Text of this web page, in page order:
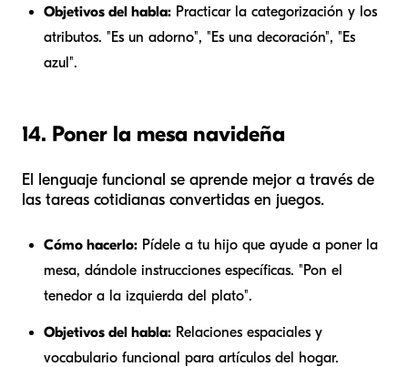
Objetivos del habla: Practicar la categorización y los
atributos. "Es un adorno", "Es una decoración", "Es
azul".
14. Poner la mesa navideña
El lenguaje funcional se aprende mejor a través de
las tareas cotidianas convertidas en juegos.
Cómo hacerlo: Pídele a tu hijo que ayude a poner la
mesa, dándole instrucciones específicas. "Pon el
tenedor a la izquierda del plato".
Objetivos del habla: Relaciones espaciales y
vocabulario funcional para artículos del hogar.